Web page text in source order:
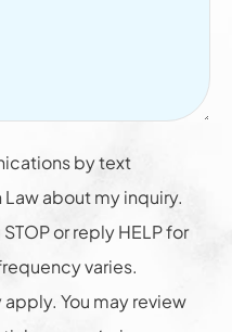
by text
about my inquiry.
or reply HELP for
varies.
You may review